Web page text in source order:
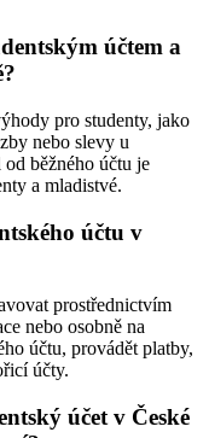
účtem a
pro studenty, jako
nebo slevy u
běžného účtu je
a mladistvé.
účtu v
prostřednictvím
nebo osobně na
účtu, provádět platby,
účty.
účet v České